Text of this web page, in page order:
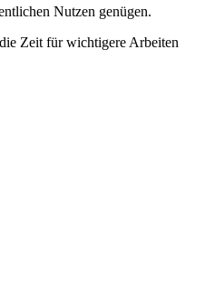
Nutzen genügen.
Zeit für wichtigere Arbeiten